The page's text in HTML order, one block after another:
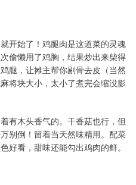
开始了！鸡腿肉是这道菜的灵魂
偷懒用了鸡胸，结果炒出来柴得
腿，让摊主帮你剔骨去皮（当然
将块大小，太小了煮完会缩没影
有木头香气的。干香菇也行，但
别倒！留着当天然味精用。配菜
好看，甜味还能勾出鸡肉的鲜。